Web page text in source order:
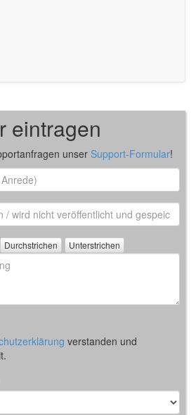
eintragen
unser Support-Formular!
verstanden und